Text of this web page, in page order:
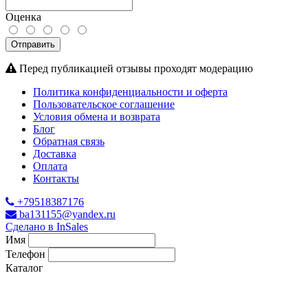
Оценка
Отправить
Перед публикацией отзывы проходят модерацию
Политика конфиденциальности и оферта
Пользовательское соглашение
Условия обмена и возврата
Блог
Обратная связь
Доставка
Оплата
Контакты
+79518387176
ba131155@yandex.ru
Сделано в InSales
Имя
Телефон
Каталог